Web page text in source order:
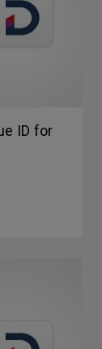
ID for